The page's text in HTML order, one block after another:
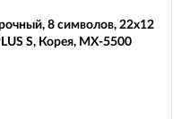
8 символов, 22х12
S, Корея, МХ-5500